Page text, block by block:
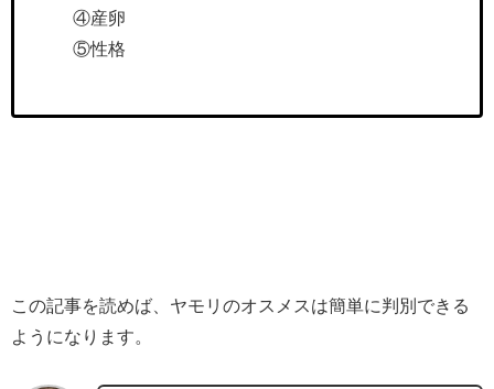
④産卵
⑤性格
この記事を読めば、ヤモリのオスメスは簡単に判別できる
ようになります。